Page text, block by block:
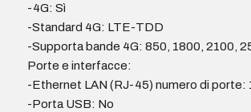
-4G: Sì
-Standard 4G: LTE-TDD
-Supporta bande 4G: 850, 1800, 2100,
Porte e interfacce:
-Ethernet LAN (RJ-45) numero di porte:
-Porta USB: No